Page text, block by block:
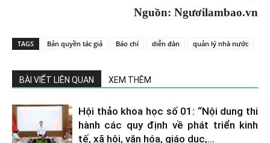
Nguồn: Ngươilambao.vn
TAGS Bản quyền tác giả Báo chí diễn đàn quản lý nhà nước
BÀI VIẾT LIÊN QUAN XEM THÊM
Hội thảo khoa học số 01: “Nội dung thi
hành các quy định về phát triển kinh
tế, xã hội, văn hóa, giáo dục,...